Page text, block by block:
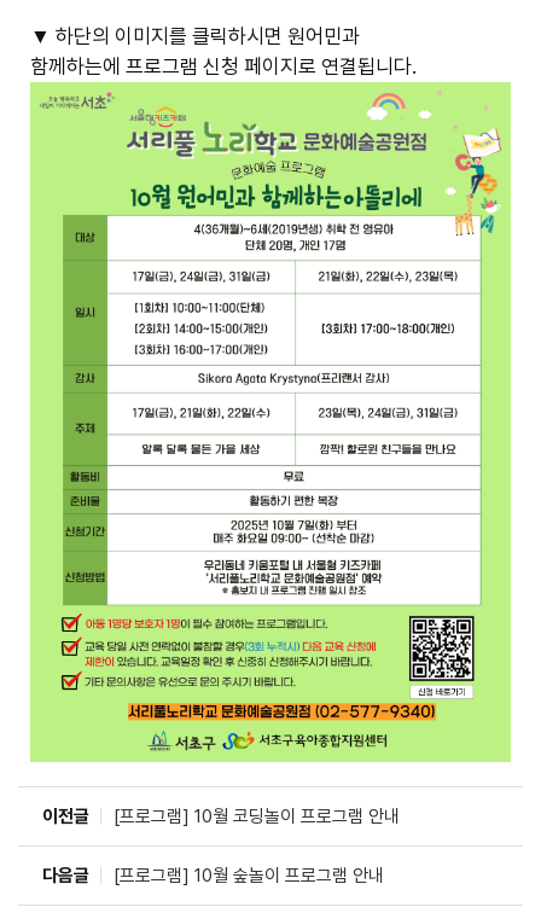
▼ 하단의 이미지를 클릭하시면 원어민과
함께하는에 프로그램 신청 페이지로 연결됩니다.
이전글 [프로그램] 10월 코딩놀이 프로그램 안내
다음글 [프로그램] 10월 숲놀이 프로그램 안내